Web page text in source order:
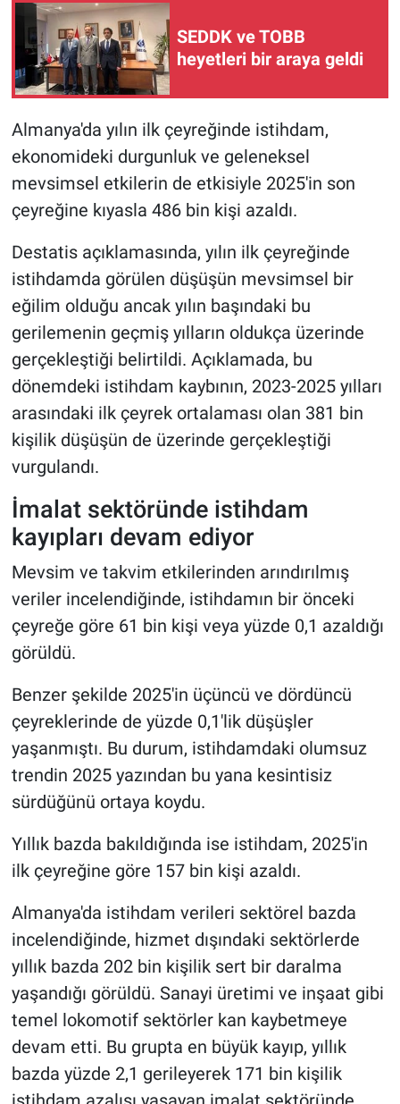
SEDDK ve TOBB
heyetleri bir araya geldi
Almanya'da yılın ilk çeyreğinde istihdam,
ekonomideki durgunluk ve geleneksel
mevsimsel etkilerin de etkisiyle 2025'in son
çeyreğine kıyasla 486 bin kişi azaldı.
Destatis açıklamasında, yılın ilk çeyreğinde
istihdamda görülen düşüşün mevsimsel bir
eğilim olduğu ancak yılın başındaki bu
gerilemenin geçmiş yılların oldukça üzerinde
gerçekleştiği belirtildi. Açıklamada, bu
dönemdeki istihdam kaybının, 2023-2025 yılları
arasındaki ilk çeyrek ortalaması olan 381 bin
kişilik düşüşün de üzerinde gerçekleştiği
vurgulandı.
İmalat sektöründe istihdam
kayıpları devam ediyor
Mevsim ve takvim etkilerinden arındırılmış
veriler incelendiğinde, istihdamın bir önceki
çeyreğe göre 61 bin kişi veya yüzde 0,1 azaldığı
görüldü.
Benzer şekilde 2025'in üçüncü ve dördüncü
çeyreklerinde de yüzde 0,1'lik düşüşler
yaşanmıştı. Bu durum, istihdamdaki olumsuz
trendin 2025 yazından bu yana kesintisiz
sürdüğünü ortaya koydu.
Yıllık bazda bakıldığında ise istihdam, 2025'in
ilk çeyreğine göre 157 bin kişi azaldı.
Almanya'da istihdam verileri sektörel bazda
incelendiğinde, hizmet dışındaki sektörlerde
yıllık bazda 202 bin kişilik sert bir daralma
yaşandığı görüldü. Sanayi üretimi ve inşaat gibi
temel lokomotif sektörler kan kaybetmeye
devam etti. Bu grupta en büyük kayıp, yıllık
bazda yüzde 2,1 gerileyerek 171 bin kişilik